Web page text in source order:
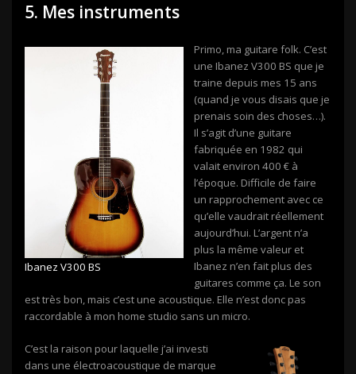
5. Mes instruments
Ibanez V300 BS
Primo, ma guitare folk. C’est
une Ibanez V300 BS que je
traine depuis mes 15 ans
(quand je vous disais que je
prenais soin des choses…).
Il s’agit d’une guitare
fabriquée en 1982 qui
valait environ 400 € à
l’époque. Difficile de faire
un rapprochement avec ce
qu’elle vaudrait réellement
aujourd’hui. L’argent n’a
plus la même valeur et
Ibanez n’en fait plus des
guitares comme ça. Le son
est très bon, mais c’est une acoustique. Elle n’est donc pas
raccordable à mon home studio sans un micro.
C’est la raison pour laquelle j’ai investi
dans une électroacoustique de marque